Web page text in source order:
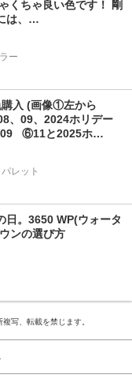
くちゃ良い色です！ 剛
は、…
ー
入 (画像①左から
、09、2024ホリデー
⑥11と2025ホ…
レット
。3650 WP(ウォータ
ンの選び方
写、転載を禁じます。